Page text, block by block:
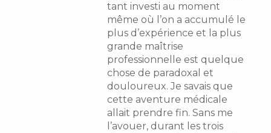
tant investi au moment
même où l’on a accumulé le
plus d’expérience et la plus
grande maîtrise
professionnelle est quelque
chose de paradoxal et
douloureux. Je savais que
cette aventure médicale
allait prendre fin. Sans me
l’avouer, durant les trois